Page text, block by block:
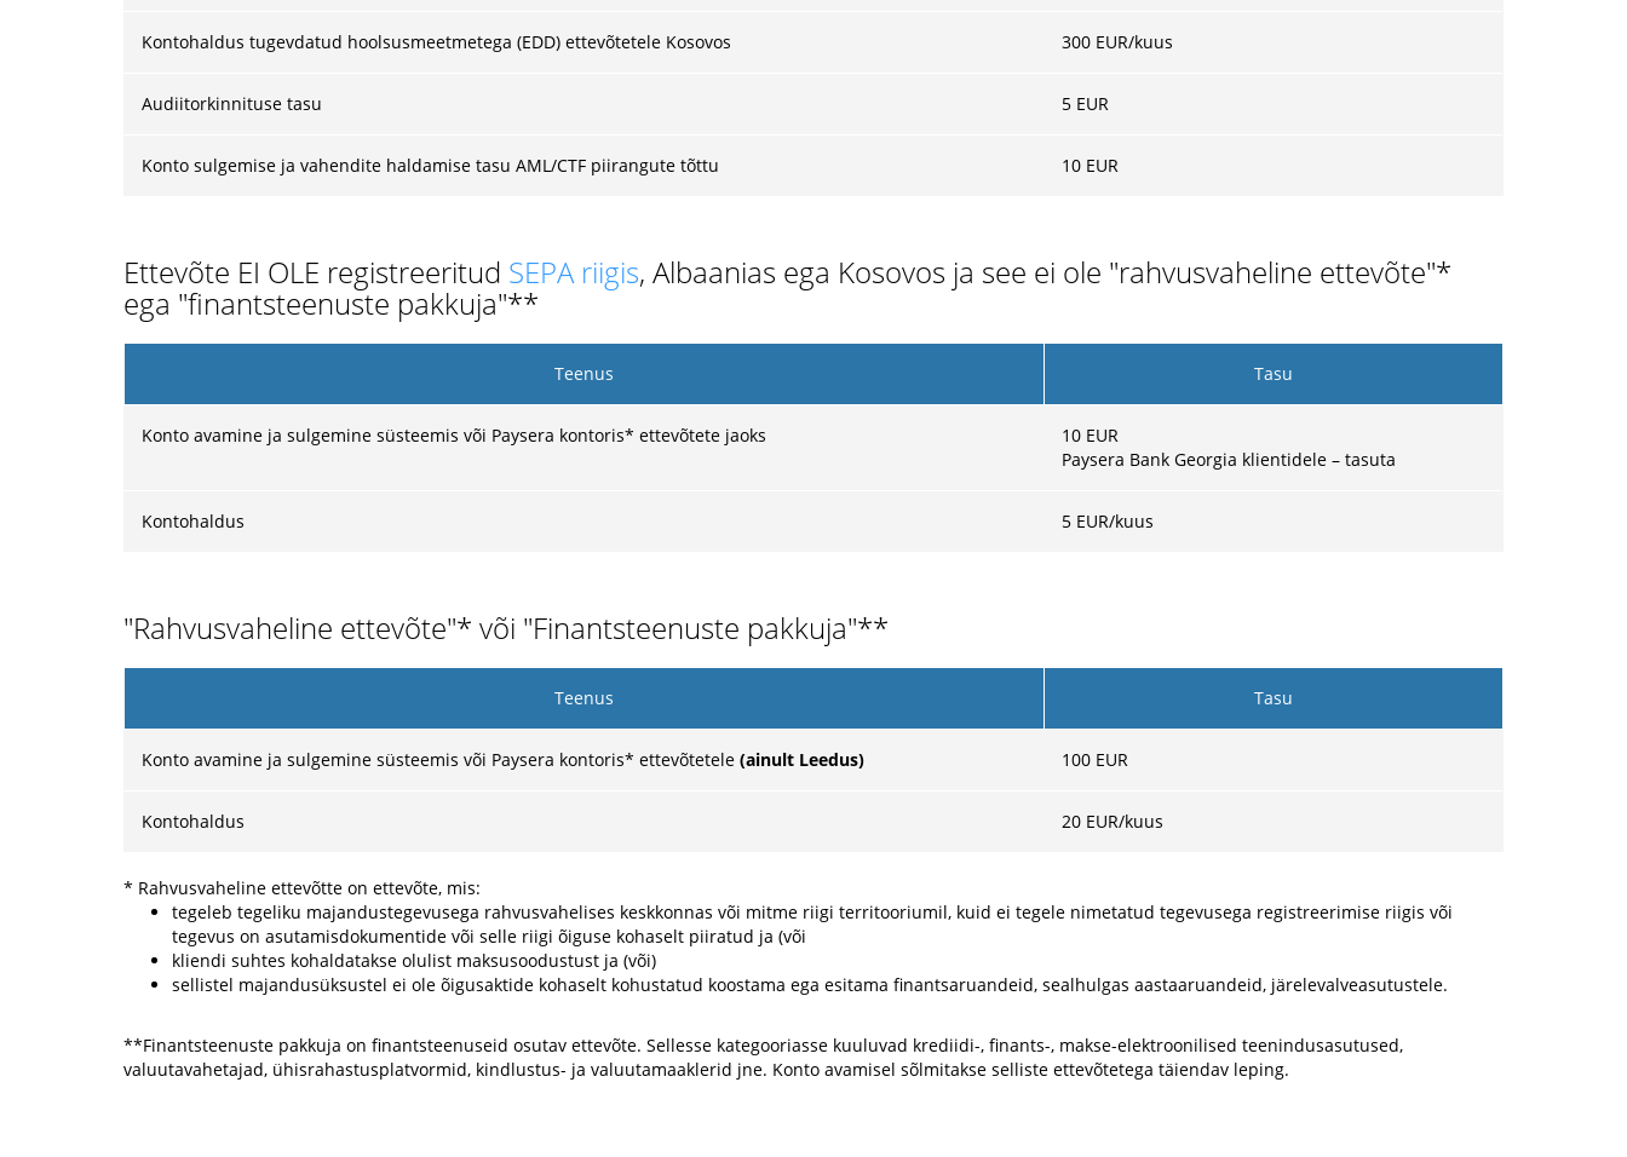
Kontohaldus tugevdatud hoolsusmeetmetega (EDD) ettevõtetele Kosovos 300 EUR/kuus
Audiitorkinnituse tasu 5 EUR
Konto sulgemise ja vahendite haldamise tasu AML/CTF piirangute tõttu 10 EUR
Ettevõte EI OLE registreeritud SEPA riigis, Albaanias ega Kosovos ja see ei ole "rahvusvaheline ettevõte"*
ega "finantsteenuste pakkuja"**
Teenus Tasu
Konto avamine ja sulgemine süsteemis või Paysera kontoris* ettevõtete jaoks
10 EUR
Paysera Bank Georgia klientidele – tasuta
Kontohaldus 5 EUR/kuus
"Rahvusvaheline ettevõte"* või "Finantsteenuste pakkuja"**
Teenus Tasu
Konto avamine ja sulgemine süsteemis või Paysera kontoris* ettevõtetele (ainult Leedus) 100 EUR
Kontohaldus 20 EUR/kuus
* Rahvusvaheline ettevõtte on ettevõte, mis:
tegeleb tegeliku majandustegevusega rahvusvahelises keskkonnas või mitme riigi territooriumil, kuid ei tegele nimetatud tegevusega registreerimise riigis või
tegevus on asutamisdokumentide või selle riigi õiguse kohaselt piiratud ja (või
kliendi suhtes kohaldatakse olulist maksusoodustust ja (või)
sellistel majandusüksustel ei ole õigusaktide kohaselt kohustatud koostama ega esitama finantsaruandeid, sealhulgas aastaaruandeid, järelevalveasutustele.
**Finantsteenuste pakkuja on finantsteenuseid osutav ettevõte. Sellesse kategooriasse kuuluvad krediidi-, finants-, makse-elektroonilised teenindusasutused,
valuutavahetajad, ühisrahastusplatvormid, kindlustus- ja valuutamaaklerid jne. Konto avamisel sõlmitakse selliste ettevõtetega täiendav leping.